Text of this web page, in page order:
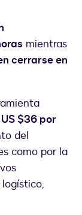
mientras
cerrarse en
$36 por
del
como por la